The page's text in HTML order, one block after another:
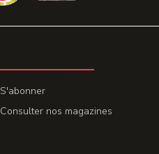
S'abonner
Consulter nos magazines